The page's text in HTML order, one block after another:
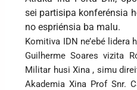
sei partisipa konferénsia
no espriénsia ba malu.
Komitiva IDN ne’ebé lidera
Guilherme Soares vizita
Militar husi Xina , simu
Akademia Xina Prof Snr.